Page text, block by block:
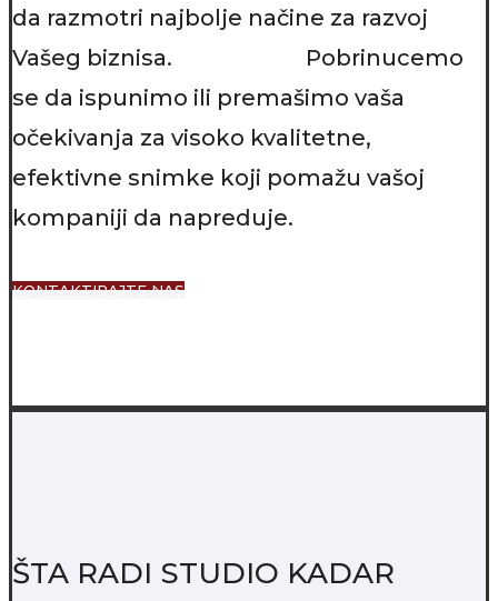
da razmotri najbolje načine za razvoj
Vašeg biznisa. Pobrinucemo
se da ispunimo ili premašimo vaša
očekivanja za visoko kvalitetne,
efektivne snimke koji pomažu vašoj
kompaniji da napreduje.
KONTAKTIRAJTE NAS
ŠTA RADI STUDIO KADAR